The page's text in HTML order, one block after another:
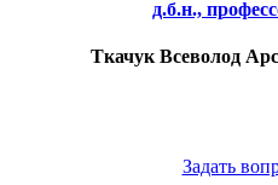
д.б.н.,
Ткачук Всеволод
Задать